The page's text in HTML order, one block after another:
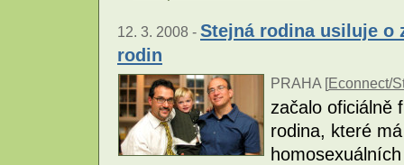
12. 3. 2008 - Stejná rodina usiluje o
rodin
PRAHA [Econnect/
začalo oficiálně
rodina, které